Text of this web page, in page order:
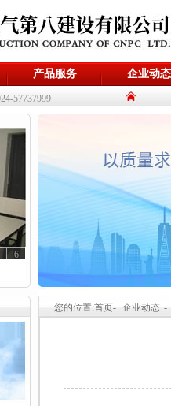
产品服务 企业动态
57737999
6
您的位置:首页- 企业动态 -